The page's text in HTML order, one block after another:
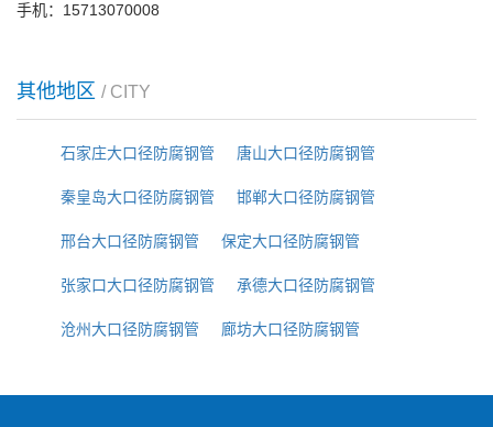
手机：15713070008
其他地区 / CITY
石家庄大口径防腐钢管 唐山大口径防腐钢管
秦皇岛大口径防腐钢管 邯郸大口径防腐钢管
邢台大口径防腐钢管 保定大口径防腐钢管
张家口大口径防腐钢管 承德大口径防腐钢管
沧州大口径防腐钢管 廊坊大口径防腐钢管